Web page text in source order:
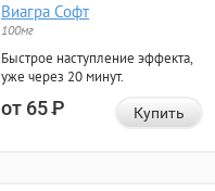
Виагра Софт
100мг
Быстрое наступление эффекта,
уже через 20 минут.
от 65Р Купить